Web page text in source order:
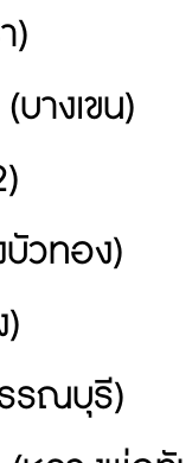
)
างเขน)
บัวทอง)
รณบุรี)